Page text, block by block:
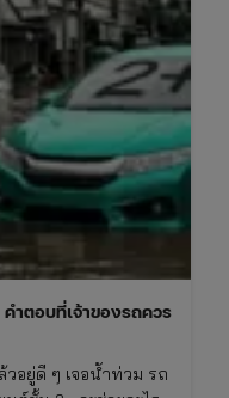
ำตอบที่เจ้าของรถควร
อยู่ดี ๆ เจอน้ำท่วม รถ